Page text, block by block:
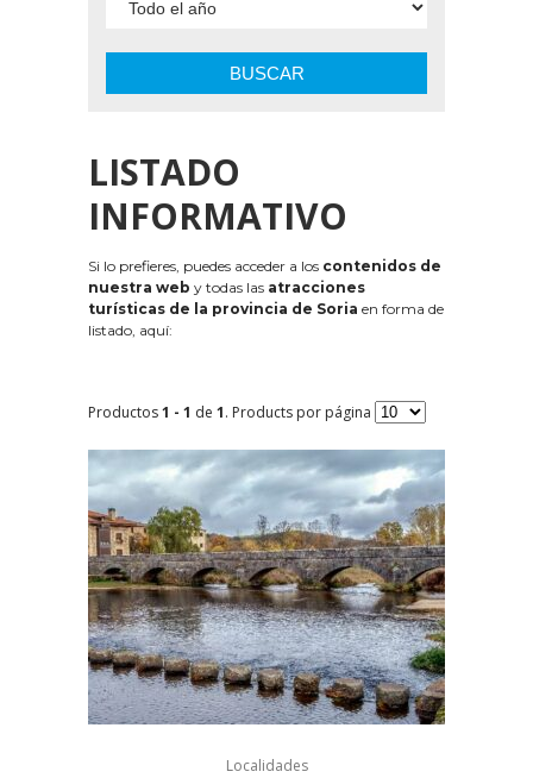
BUSCAR
LISTADO
INFORMATIVO
Si lo prefieres, puedes acceder a los contenidos de
nuestra web y todas las atracciones
turísticas de la provincia de Soria en forma de
listado, aquí:
Productos1 - 1 de 1. Products por página
Localidades